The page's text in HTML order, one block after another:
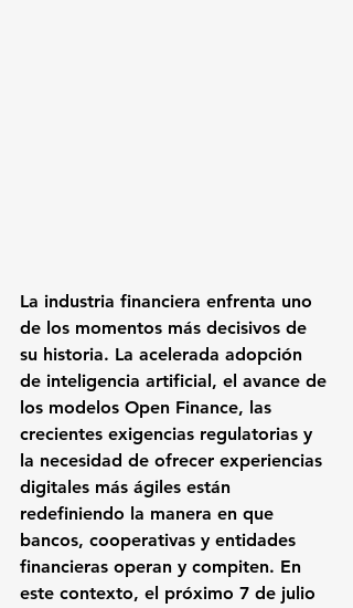
La industria financiera enfrenta uno
de los momentos más decisivos de
su historia. La acelerada adopción
de inteligencia artificial, el avance de
los modelos Open Finance, las
crecientes exigencias regulatorias y
la necesidad de ofrecer experiencias
digitales más ágiles están
redefiniendo la manera en que
bancos, cooperativas y entidades
financieras operan y compiten. En
este contexto, el próximo 7 de julio